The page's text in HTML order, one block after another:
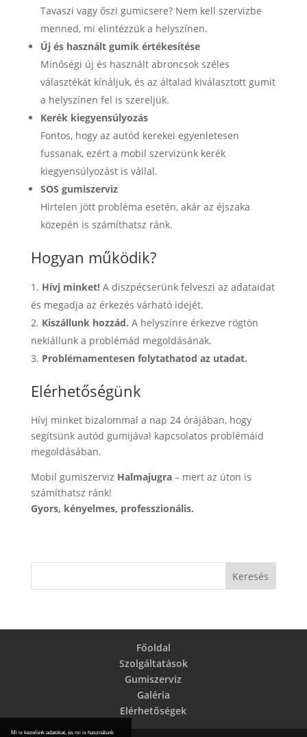
Mi is kezelünk adatokat, és mi is használunk
Tavaszi vagy őszi gumicsere? Nem kell szervizbe
menned, mi elintézzük a helyszínen.
Új és használt gumik értékesítése
Minőségi új és használt abroncsok széles
választékát kínáljuk, és az általad kiválasztott gumit
a helyszínen fel is szereljük.
Kerék kiegyensúlyozás
Fontos, hogy az autód kerekei egyenletesen
fussanak, ezért a mobil szervizünk kerék
kiegyensúlyozást is vállal.
SOS gumiszerviz
Hirtelen jött probléma esetén, akár az éjszaka
közepén is számíthatsz ránk.
Hogyan működik?
Hívj minket!A diszpécserünk felveszi az adataidat
és megadja az érkezés várható idejét.
Kiszállunk hozzád. A helyszínre érkezve rögtön
nekiállunk a problémád megoldásának.
Problémamentesen folytathatod az utadat.
Elérhetőségünk
Hívj minket bizalommal a nap 24 órájában, hogy
segítsünk autód gumijával kapcsolatos problémáid
megoldásában.
Mobil gumiszerviz Halmajugra– mert az úton is
számíthatsz ránk!
Gyors, kényelmes, professzionális.
Főoldal
Szolgáltatások
Gumiszerviz
Galéria
Elérhetőségek